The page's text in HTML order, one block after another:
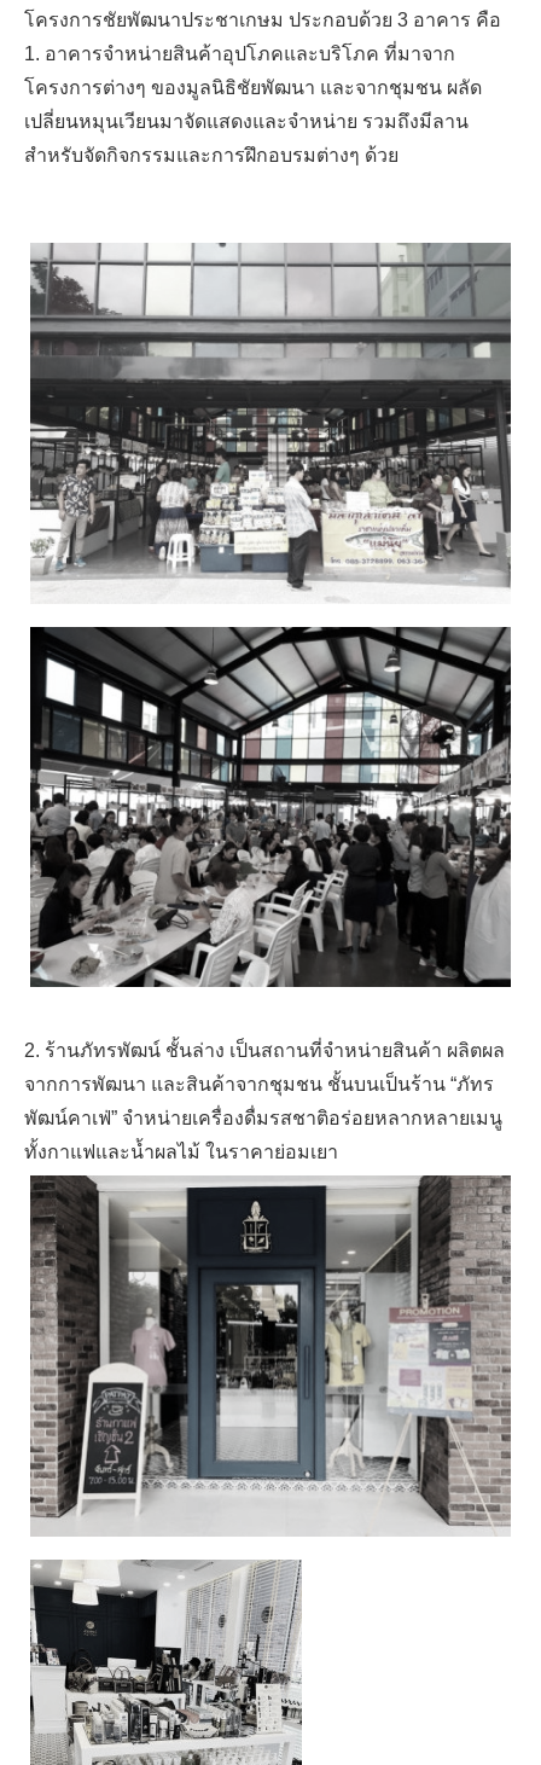
โครงการชัยพัฒนาประชาเกษม ประกอบด้วย 3 อาคาร คือ
1. อาคารจำหน่ายสินค้าอุปโภคและบริโภค ที่มาจาก
โครงการต่างๆ ของมูลนิธิชัยพัฒนา และจากชุมชน ผลัด
เปลี่ยนหมุนเวียนมาจัดแสดงและจำหน่าย รวมถึงมีลาน
สำหรับจัดกิจกรรมและการฝึกอบรมต่างๆ ด้วย
2. ร้านภัทรพัฒน์ ชั้นล่าง เป็นสถานที่จำหน่ายสินค้า ผลิตผล
จากการพัฒนา และสินค้าจากชุมชน ชั้นบนเป็นร้าน “ภัทร
พัฒน์คาเฟ่” จำหน่ายเครื่องดื่มรสชาติอร่อยหลากหลายเมนู
ทั้งกาแฟและน้ำผลไม้ ในราคาย่อมเยา